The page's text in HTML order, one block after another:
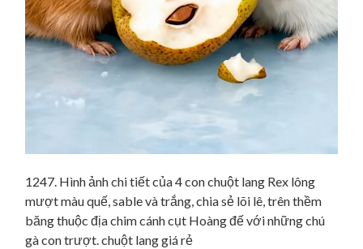
1247. Hình ảnh chi tiết của 4 con chuột lang Rex lông
mượt màu quế, sable và trắng, chia sẻ lõi lê, trên thềm
băng thuộc địa chim cánh cụt Hoàng đế với những chú
gà con trượt. chuột lang giá rẻ